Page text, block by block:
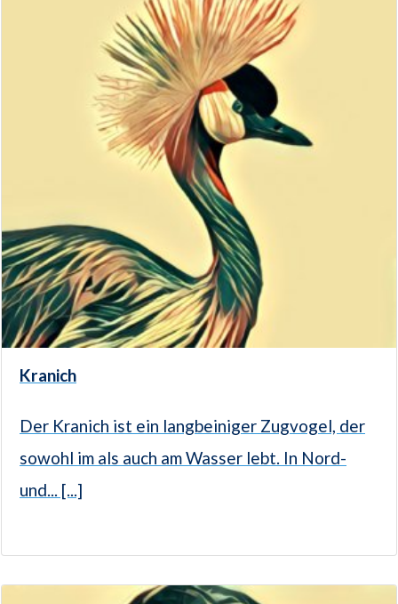
Kranich
Der Kranich ist ein langbeiniger Zugvogel, der
sowohl im als auch am Wasser lebt. In Nord-
und... [...]